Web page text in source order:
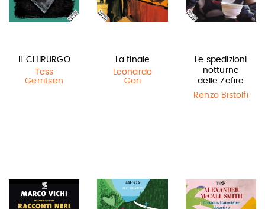
IL CHIRURGO
Tess
Gerritsen
La finale
Leonardo
Gori
Le spedizioni
notturne
delle Zefire
Renzo Bistolfi